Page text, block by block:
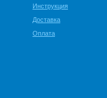
Инструкция
Доставка
Оплата